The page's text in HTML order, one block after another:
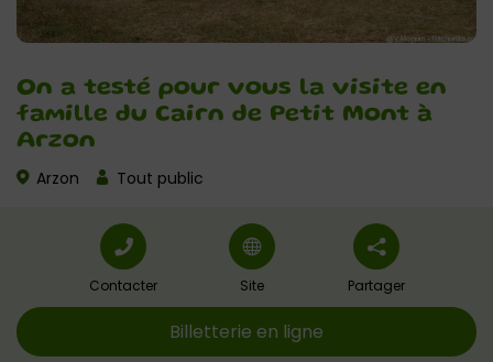
On a testé pour vous la visite en
famille du Cairn de Petit Mont à
Arzon
Arzon Tout public
Contacter Site Partager
Billetterie en ligne